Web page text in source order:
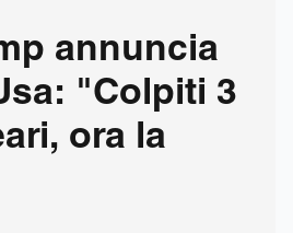
annuncia
"Colpiti 3
ora la